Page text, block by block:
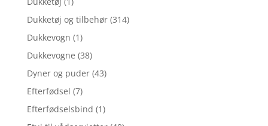
Dukketøj og tilbehør (314)
Dukkevogn (1)
Dukkevogne (38)
Dyner og puder (43)
Efterfødsel (7)
Efterfødselsbind (1)